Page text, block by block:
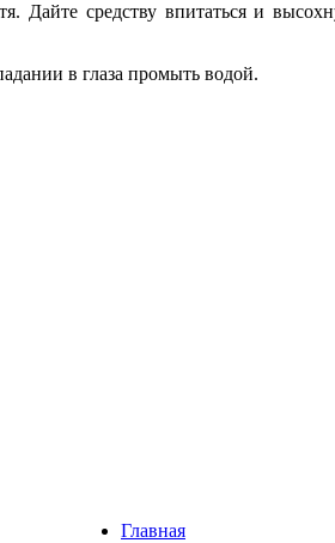
Дайте средству впитаться и
в глаза промыть водой.
Главная